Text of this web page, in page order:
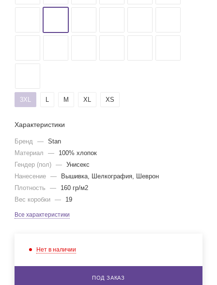
3XL L M XL XS
Характеристики
Бренд — Stan
Материал
—
100% хлопок
Гендер (пол) — Унисекс
Нанесение —
Вышивка, Шелкография, Шеврон
Плотность
—
160 гр/м2
Вес коробки — 19
Все характеристики
Нет в наличии
ПОД ЗАКАЗ